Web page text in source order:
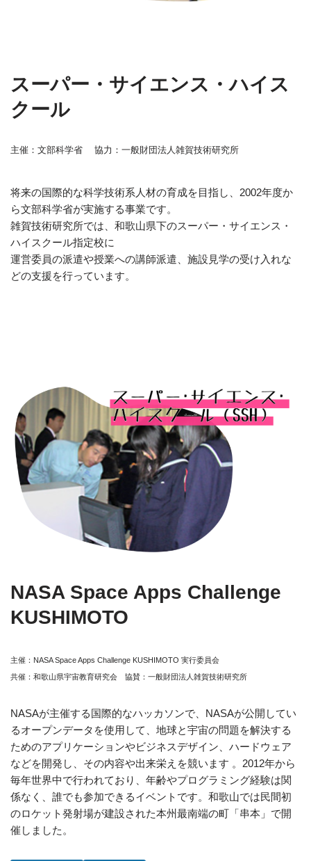
スーパー・サイエンス・ハイス
クール
主催：文部科学省 協力：一般財団法人雑賀技術研究所
将来の国際的な科学技術系人材の育成を目指し、2002年度か
ら文部科学省が実施する事業です。
雑賀技術研究所では、和歌山県下のスーパー・サイエンス・
ハイスクール指定校に
運営委員の派遣や授業への講師派遣、施設見学の受け入れな
どの支援を行っています。
NASA Space Apps Challenge
KUSHIMOTO
主催：NASA Space Apps Challenge KUSHIMOTO 実行委員会
共催：和歌山県宇宙教育研究会 協賛：一般財団法人雑賀技術研究所
NASAが主催する国際的なハッカソンで、NASAが公開してい
るオープンデータを使用して、地球と宇宙の問題を解決する
ためのアプリケーションやビジネスデザイン、ハードウェア
などを開発し、その内容や出来栄えを競います 。2012年から
毎年世界中で行われており、年齢やプログラミング経験は関
係なく、誰でも参加できるイベントです。和歌山では民間初
のロケット発射場が建設された本州最南端の町「串本」で開
催しました。